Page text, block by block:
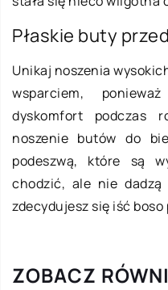
Płaskie buty
Unikaj noszenia
wsparciem,
dyskomfort podczas
noszenie butów do
podeszwą, które są
chodzić, ale nie
zdecydujesz się iść boso
ZOBACZ